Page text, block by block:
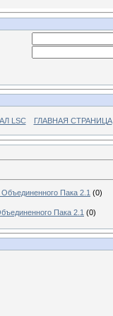
LSC ГЛАВНАЯ СТРАНИЦА
Пака 2.1 (0)
Пака 2.1 (0)